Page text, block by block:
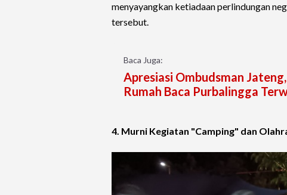
menyayangkan ketiadaan perlindungan
tersebut.
Baca Juga:
Apresiasi Ombudsman
Rumah Baca Purbalingga
4. Murni Kegiatan "Camping" dan